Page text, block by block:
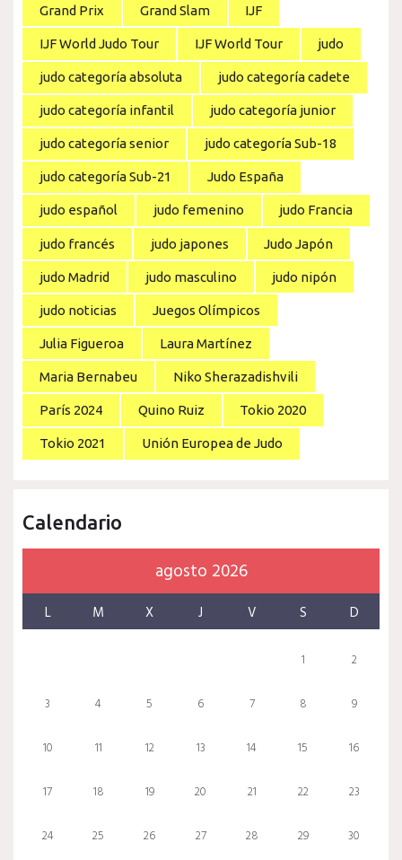
Grand Prix Grand Slam IJF
IJF World Judo Tour IJF World Tour judo
judo categoría absoluta judo categoría cadete
judo categoría infantil judo categoría junior
judo categoría senior judo categoría Sub-18
judo categoría Sub-21 Judo España
judo español judo femenino judo Francia
judo francés judo japones Judo Japón
judo Madrid judo masculino judo nipón
judo noticias Juegos Olímpicos
Julia Figueroa Laura Martínez
Maria Bernabeu Niko Sherazadishvili
París 2024 Quino Ruiz Tokio 2020
Tokio 2021 Unión Europea de Judo
Calendario
agosto 2026
L M X J V S D
1 2
3 4 5 6 7 8 9
10 11 12 13 14 15 16
17 18 19 20 21 22 23
24 25 26 27 28 29 30